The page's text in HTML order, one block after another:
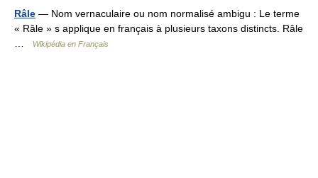
Râle — Nom vernaculaire ou nom normalisé ambigu : Le terme
« Râle » s applique en français à plusieurs taxons distincts. Râle
Wikipédia en Français